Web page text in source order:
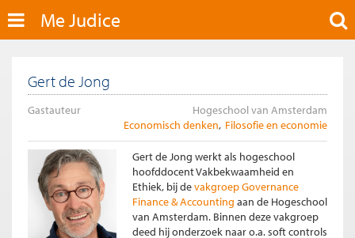
Me Judice
Gert de Jong
Gastauteur
Hogeschool van Amsterdam
Economisch denken Filosofie en economie
Gert de Jong werkt als hogeschool
hoofddocent Vakbekwaamheid en
Ethiek, bij devakgroep Governance
Finance & Accounting aan de Hogeschool
van Amsterdam. Binnen deze vakgroep
deed hij onderzoek naar o.a. soft controls